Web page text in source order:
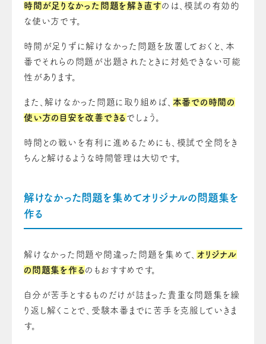
時間が足りなかった問題を解き直すのは、模試の有効的
な使い方です。
時間が足りずに解けなかった問題を放置しておくと、本
番でそれらの問題が出題されたときに対処できない可能
性があります。
また、解けなかった問題に取り組めば、 本番での時間の
使い方の目安を改善できる でしょう。
時間との戦いを有利に進めるためにも、模試で全問をき
ちんと解けるような時間管理は大切です。
解けなかった問題を集めてオリジナルの問題集を
作る
解けなかった問題や間違った問題を集めて、
オリジナル
の問題集を作る のもおすすめです。
自分が苦手とするものだけが詰まった貴重な問題集を繰
り返し解くことで、受験本番までに苦手を克服していきま
す。